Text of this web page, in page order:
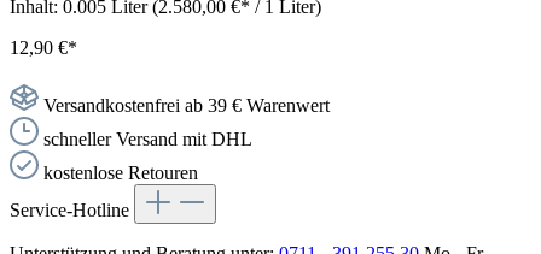
Inhalt: 0.005 Liter(2.580,00 €* / 1 Liter)
12,90 €*
Versandkostenfrei ab 39 € Warenwert
schneller Versand mit DHL
kostenlose Retouren
Service-Hotline